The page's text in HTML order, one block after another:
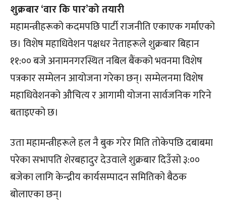
शुक्रबार ‘वार कि पार’को तयारी
महामन्त्रीहरूको कदमपछि पार्टी राजनीति एकाएक गर्माएको
छ। विशेष महाधिवेशन पक्षधर नेताहरूले शुक्रबार बिहान
११:०० बजे अनामनगरस्थित नबिल बैंकको भवनमा विशेष
पत्रकार सम्मेलन आयोजना गरेका छन्। सम्मेलनमा विशेष
महाधिवेशनको औचित्य र आगामी योजना सार्वजनिक गरिने
बताइएको छ।
उता महामन्त्रीहरूले हल नै बुक गरेर मिति तोकेपछि दबाबमा
परेका सभापति शेरबहादुर देउवाले शुक्रबार दिउँसो ३:००
बजेका लागि केन्द्रीय कार्यसम्पादन समितिको बैठक
बोलाएका छन्।